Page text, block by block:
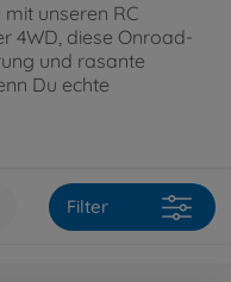
unseren RC
4WD, diese Onroad-
und rasante
Du echte
kannst Du
Filter